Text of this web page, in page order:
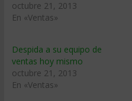
octubre 21, 2013
En «Ventas»
Despida a su equipo de
ventas hoy mismo
octubre 21, 2013
En «Ventas»